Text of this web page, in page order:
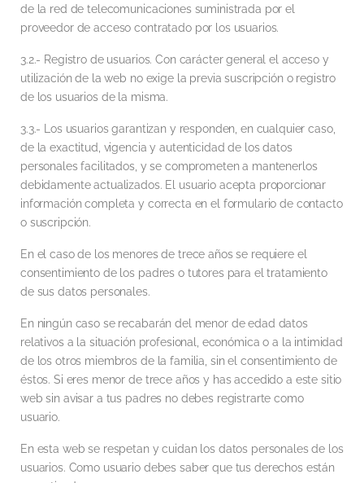
de la red de telecomunicaciones suministrada por el
proveedor de acceso contratado por los usuarios.
3.2.- Registro de usuarios. Con carácter general el acceso y
utilización de la web no exige la previa suscripción o registro
de los usuarios de la misma.
3.3.- Los usuarios garantizan y responden, en cualquier caso,
de la exactitud, vigencia y autenticidad de los datos
personales facilitados, y se comprometen a mantenerlos
debidamente actualizados. El usuario acepta proporcionar
información completa y correcta en el formulario de contacto
o suscripción.
En el caso de los menores de trece años se requiere el
consentimiento de los padres o tutores para el tratamiento
de sus datos personales.
En ningún caso se recabarán del menor de edad datos
relativos a la situación profesional, económica o a la intimidad
de los otros miembros de la familia, sin el consentimiento de
éstos. Si eres menor de trece años y has accedido a este sitio
web sin avisar a tus padres no debes registrarte como
usuario.
En esta web se respetan y cuidan los datos personales de los
usuarios. Como usuario debes saber que tus derechos están